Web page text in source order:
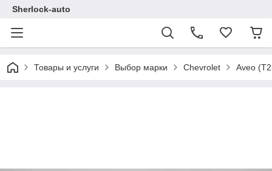
Sherlock-auto
Товары и услуги Выбор марки Chevrolet Aveo